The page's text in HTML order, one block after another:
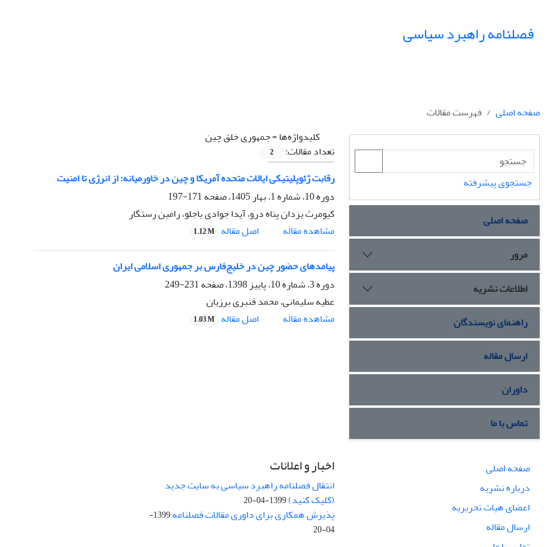
فصلنامه راهبرد سیاسی
صفحه اصلی
فهرست مقالات
کلیدواژه‌ها =جمهوری خلق چین
تعداد مقالات:
2
رقابت ژئوپلیتیکی ایالات متحده آمریکا و چین در خاورمیانه: از انرژی تا امنیت
دوره 10، شماره 1، بهار 1405، صفحه
171-197
کیومرث یزدان پناه درو، آیدا جوادی یاجلو، رامین رستگار
مشاهده مقاله
اصل مقاله 1.12 M
پیامدهای حضور چین در خلیج‌فارس بر جمهوری اسلامی ایران
دوره 3، شماره 10، پاییز 1398، صفحه
231-249
عطیه سلیمانی، محمد قنبری برزیان
مشاهده مقاله
اصل مقاله 1.03 M
جستجوی پیشرفته
صفحه اصلی
مرور
اطلاعات نشریه
راهنمای نویسندگان
ارسال مقاله
داوران
تماس با ما
صفحه اصلی
درباره نشریه
اعضای هیات تحریریه
ارسال مقاله
اخبار و اعلانات
انتقال فصلنامه راهبرد سیاسی به سایت جدید
(کلیک کنید)1399-04-20
پذیرش همکاری برای داوری مقالات فصلنامه
1399-
04-20